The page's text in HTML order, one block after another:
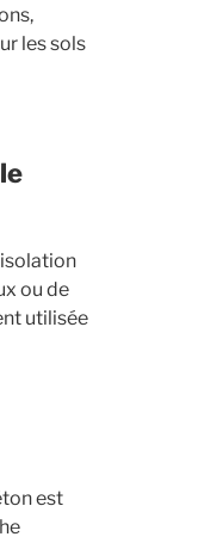
les sols
ou de
utilisée
est